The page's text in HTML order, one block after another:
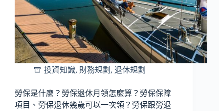
投資知識, 財務規劃 , 退休規劃
勞保是什麼？勞保退休月領怎麼算？勞保保障
項目、勞保退休幾歲可以一次領？勞保跟勞退